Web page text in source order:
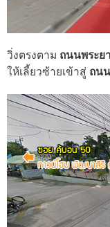
วิ่งตรงตาม ถนนพระย
ให้เลี้ยวซ้ายเข้าสู่ ถน